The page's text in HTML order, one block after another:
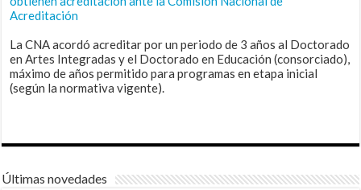
Acreditación
La CNA acordó acreditar por un periodo de 3 años al Doctorado
en Artes Integradas y el Doctorado en Educación (consorciado),
máximo de años permitido para programas en etapa inicial
(según la normativa vigente).
Últimas novedades